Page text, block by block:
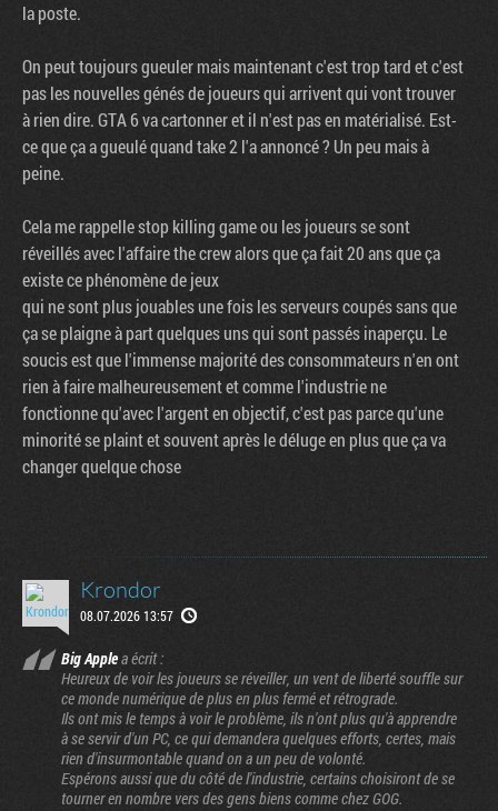
la poste.
On peut toujours gueuler mais maintenant c'est trop tard et c'est
pas les nouvelles génés de joueurs qui arrivent qui vont trouver
à rien dire. GTA 6 va cartonner et il n'est pas en matérialisé. Est-
ce que ça a gueulé quand take 2 l'a annoncé ? Un peu mais à
peine.
Cela me rappelle stop killing game ou les joueurs se sont
réveillés avec l'affaire the crew alors que ça fait 20 ans que ça
existe ce phénomène de jeux
qui ne sont plus jouables une fois les serveurs coupés sans que
ça se plaigne à part quelques uns qui sont passés inaperçu. Le
soucis est que l'immense majorité des consommateurs n'en ont
rien à faire malheureusement et comme l'industrie ne
fonctionne qu'avec l'argent en objectif, c'est pas parce qu'une
minorité se plaint et souvent après le déluge en plus que ça va
changer quelque chose
Krondor
08.07.2026 13:57
Big Applea écrit :
Heureux de voir les joueurs se réveiller, un vent de liberté souffle sur
ce monde numérique de plus en plus fermé et rétrograde.
Ils ont mis le temps à voir le problème, ils n'ont plus qu'à apprendre
à se servir d'un PC, ce qui demandera quelques efforts, certes, mais
rien d'insurmontable quand on a un peu de volonté.
Espérons aussi que du côté de l'industrie, certains choisiront de se
tourner en nombre vers des gens biens comme chez GOG.